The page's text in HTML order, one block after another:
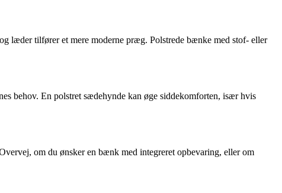
læder tilfører et mere moderne præg. Polstrede bænke med stof- eller
behov. En polstret sædehynde kan øge siddekomforten, især hvis
om du ønsker en bænk med integreret opbevaring, eller om